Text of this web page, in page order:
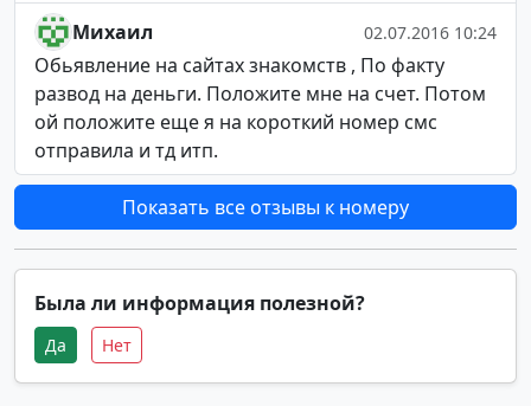
Михаил 02.07.2016 10:24
Обьявление на сайтах знакомств , По факту
развод на деньги. Положите мне на счет. Потом
ой положите еще я на короткий номер смс
отправила и тд итп.
Показать все отзывы к номеру
Была ли информация полезной?
Да Нет